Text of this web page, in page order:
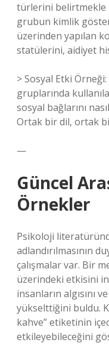
türlerini belirtmekle
grubun kimlik
üzerinden yapılan
statülerini, aidiyet
> Sosyal Etki
gruplarında
sosyal bağlarını
Ortak bir dil, ortak
—
Güncel
Örnekler
Psikoloji
adlandırılmasının
çalışmalar var. Bir
üzerindeki etkisini
insanların algısını
yükselttiğini buldu.
kahve” etiketinin
etkileyebileceğini